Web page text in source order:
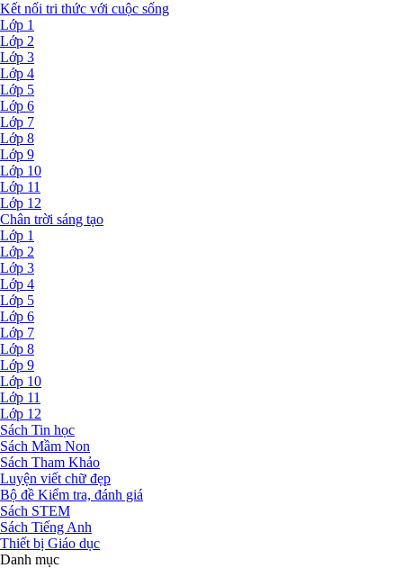
Kết nối tri thức với cuộc sống
Lớp 1
Lớp 2
Lớp 3
Lớp 4
Lớp 5
Lớp 6
Lớp 7
Lớp 8
Lớp 9
Lớp 10
Lớp 11
Lớp 12
Chân trời sáng tạo
Lớp 1
Lớp 2
Lớp 3
Lớp 4
Lớp 5
Lớp 6
Lớp 7
Lớp 8
Lớp 9
Lớp 10
Lớp 11
Lớp 12
Sách Tin học
Sách Mầm Non
Sách Tham Khảo
Luyện viết chữ đẹp
Bộ đề Kiểm tra, đánh giá
Sách STEM
Sách Tiếng Anh
Thiết bị Giáo dục
Danh mục